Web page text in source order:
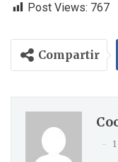
Post Views: 767
Compartir